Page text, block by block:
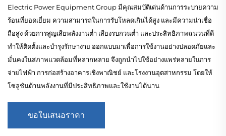
Electric Power Equipment Group มีคุณสมบัติเด่นด้านการระบายความ
ร้อนที่ยอดเยี่ยม ความสามารถในการรับโหลดเกินได้สูง และมีความน่าเชื่อ
ถือสูง ด้วยการสูญเสียพลังงานต่ำ เสียงรบกวนต่ำ และประสิทธิภาพฉนวนที่ดี
ทำให้ติดตั้งและบำรุงรักษาง่าย ออกแบบมาเพื่อการใช้งานอย่างปลอดภัยและ
มั่นคงในสภาพแวดล้อมที่หลากหลาย จึงถูกนำไปใช้อย่างแพร่หลายในการ
จ่ายไฟฟ้า การก่อสร้างอาคารเชิงพาณิชย์ และโรงงานอุตสาหกรรม โดยให้
โซลูชันด้านพลังงานที่มีประสิทธิภาพและใช้งานได้นาน
ขอใบเสนอราคา